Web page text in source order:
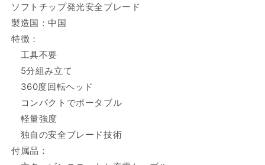
ソフトチップ発光安全ブレード
製造国：中国
特徴：
工具不要
5分組み立て
360度回転ヘッド
コンパクトでポータブル
軽量強度
独自の安全ブレード技術
付属品：